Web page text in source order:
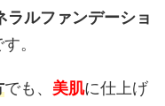
ラルファンデーショ
。
でも、 美肌に仕上げ